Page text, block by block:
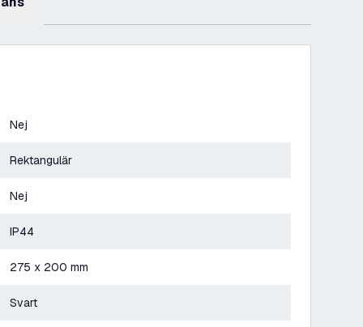
Nej
Rektangulär
Nej
IP44
275 x 200 mm
Svart